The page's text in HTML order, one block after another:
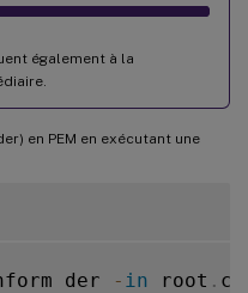
également à la
en PEM en exécutant une
der - in root .